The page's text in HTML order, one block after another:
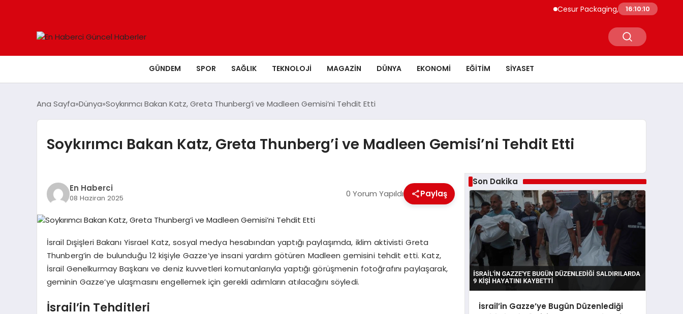
Cesur Packaging, Mısır’daki Üretim
16:10:11
GÜNDEM SPOR SAĞLIK TEKNOLOJI MAGAZIN DÜNYA EKONOMI EĞITIM SIYASET
Ana Sayfa Dünya Soykırımcı Bakan Katz, Greta Thunberg’i ve Madleen Gemisi’ni Tehdit Etti
Soykırımcı Bakan Katz, Greta Thunberg’i ve Madleen Gemisi’ni Tehdit Etti
En Haberci
08 Haziran 2025 0 Yorum Yapıldı Paylaş
İsrail Dışişleri Bakanı Yisrael Katz, sosyal medya hesabından yaptığı paylaşımda, iklim aktivisti Greta
Thunberg’in de bulunduğu 12 kişiyle Gazze’ye insani yardım götüren Madleen gemisini tehdit etti. Katz,
İsrail Genelkurmay Başkanı ve deniz kuvvetleri komutanlarıyla yaptığı görüşmenin fotoğrafını paylaşarak,
geminin Gazze’ye ulaşmasını engellemek için gerekli adımların atılacağını söyledi.
İsrail’in Tehditleri
Son Dakika
İsrail’in Gazze’ye Bugün Düzenlediği